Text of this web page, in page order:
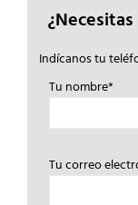
Indícanos tu
Tu nombre*
Tu correo